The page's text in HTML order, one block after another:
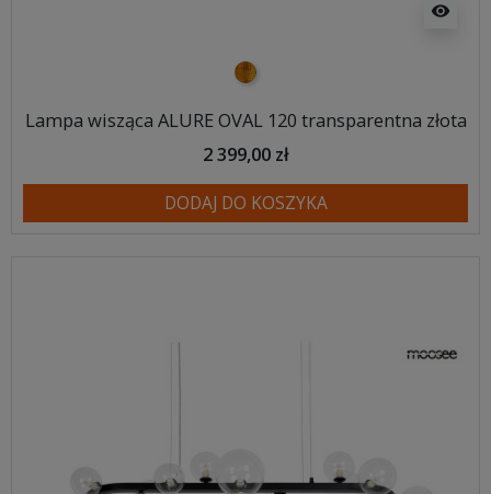
visibility
złoty
Lampa wisząca ALURE OVAL 120 transparentna złota
2 399,00 zł
DODAJ DO KOSZYKA